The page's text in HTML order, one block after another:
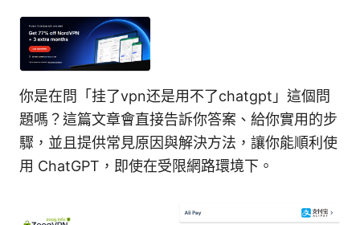
你是在問「挂了vpn还是用不了chatgpt」這個問
題嗎？這篇文章會直接告訴你答案、給你實用的步
驟，並且提供常見原因與解決方法，讓你能順利使
用 ChatGPT，即使在受限網路環境下。